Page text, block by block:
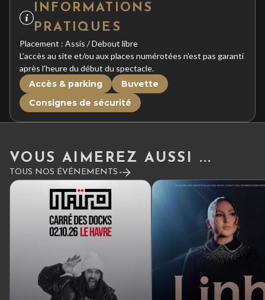
INFORMATIONS
PRATIQUES
Placement : Assis / Debout libre
L’accès au site et/ou aux places numérotées n’est pas garanti
après l’heure du début du spectacle.
Accès & parking
Buvette
Consignes de sécurité
VOUS AIMEREZ AUSSI ...
TOUS NOS ÉVÉNEMENTS